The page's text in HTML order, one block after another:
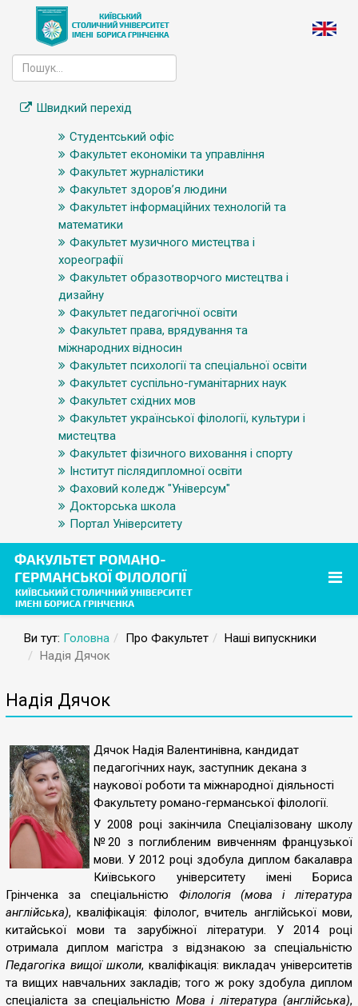
Швидкий перехід
Студентський офіс
Факультет економіки та управління
Факультет журналістики
Факультет здоров’я людини
Факультет інформаційних технологій та
математики
Факультет музичного мистецтва і
хореографії
Факультет образотворчого мистецтва і
дизайну
Факультет педагогічної освіти
Факультет права, врядування та
міжнародних відносин
Факультет психології та спеціальної освіти
Факультет суспільно-гуманітарних наук
Факультет східних мов
Факультет української філології, культури і
мистецтва
Факультет фізичного виховання і спорту
Інститут післядипломної освіти
Фаховий коледж "Універсум"
Докторська школа
Портал Університету
Ви тут: Головна Про Факультет
Наші випускники
Надія Дячок
Надія Дячок
Дячок Надія Валентинівна, кандидат
педагогічних наук, заступник декана з
наукової роботи та міжнародної діяльності
Факультету романо-германської філології.
У 2008 році закінчила Спеціалізовану школу
№20 з поглибленим вивченням французької
мови. У 2012 році здобула диплом бакалавра
Київського університету імені Бориса
Грінченка за спеціальністю Філологія (мова і література
англійська), кваліфікація: філолог, вчитель англійської мови,
китайської мови та зарубіжної літератури. У 2014 році
отримала диплом магістра з відзнакою за спеціальністю
Педагогіка вищої школи, кваліфікація: викладач університетів
та вищих навчальних закладів; того ж року здобула диплом
спеціаліста за спеціальністю Мова і література (англійська),